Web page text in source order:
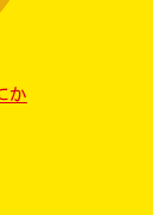
か